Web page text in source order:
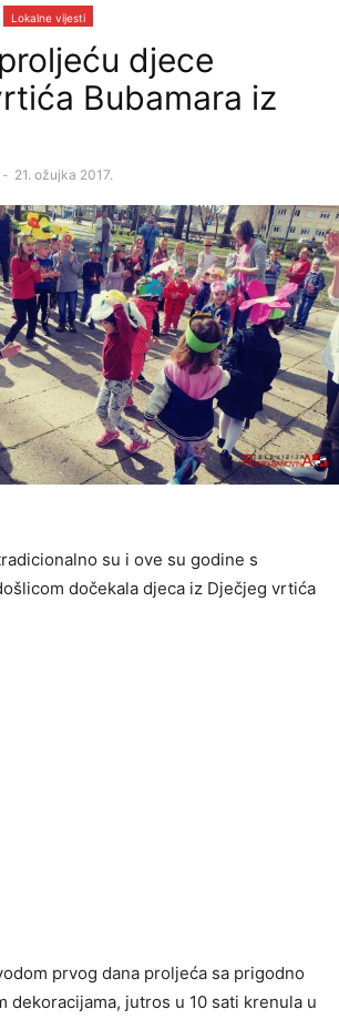
Lokalne vijesti
djece
Bubamara iz
- 21. ožujka 2017.
su i ove su godine s
dočekala djeca iz Dječjeg vrtića
prvog dana proljeća sa prigodno
dekoracijama, jutros u 10 sati krenula u